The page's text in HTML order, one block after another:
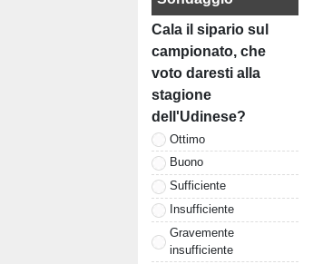
Cala il sipario sul
campionato, che
voto daresti alla
stagione
dell'Udinese?
Ottimo
Buono
Sufficiente
Insufficiente
Gravemente
insufficiente